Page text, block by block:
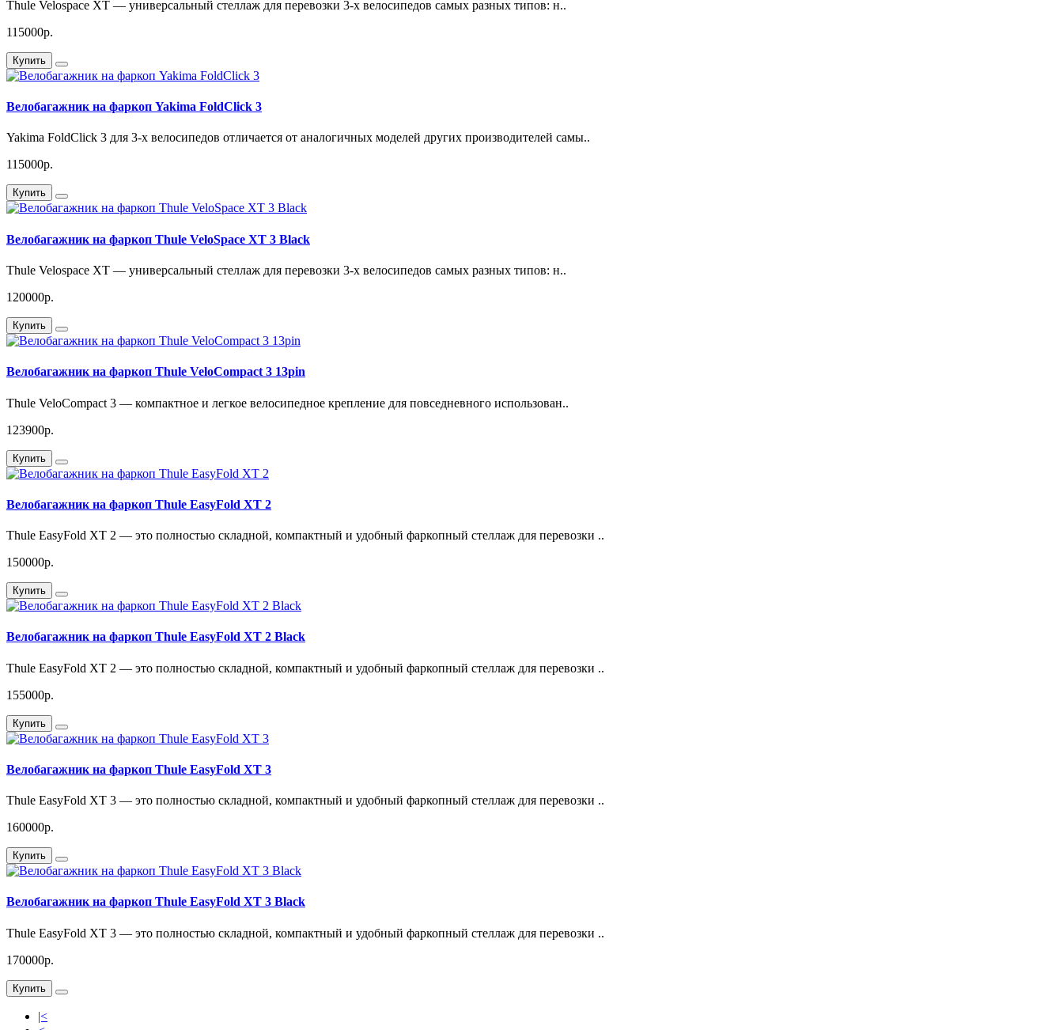
Thule Velospace XT — универсальный стеллаж для перевозки 3-х велосипедов самых разных типов: н..
115000р.
Купить
Велобагажник на фаркоп Yakima FoldClick 3
Yakima FoldClick 3 для 3-х велосипедов отличается от аналогичных моделей других производителей самы..
115000р.
Купить
Велобагажник на фаркоп Thule VeloSpace XT 3 Black
Thule Velospace XT — универсальный стеллаж для перевозки 3-х велосипедов самых разных типов: н..
120000р.
Купить
Велобагажник на фаркоп Thule VeloCompact 3 13pin
Thule VeloCompact 3 — компактное и легкое велосипедное крепление для повседневного использован..
123900р.
Купить
Велобагажник на фаркоп Thule EasyFold XT 2
Thule EasyFold XT 2 — это полностью складной, компактный и удобный фаркопный стеллаж для перевозки ..
150000р.
Купить
Велобагажник на фаркоп Thule EasyFold XT 2 Black
Thule EasyFold XT 2 — это полностью складной, компактный и удобный фаркопный стеллаж для перевозки ..
155000р.
Купить
Велобагажник на фаркоп Thule EasyFold XT 3
Thule EasyFold XT 3 — это полностью складной, компактный и удобный фаркопный стеллаж для перевозки ..
160000р.
Купить
Велобагажник на фаркоп Thule EasyFold XT 3 Black
Thule EasyFold XT 3 — это полностью складной, компактный и удобный фаркопный стеллаж для перевозки ..
170000р.
Купить
|<